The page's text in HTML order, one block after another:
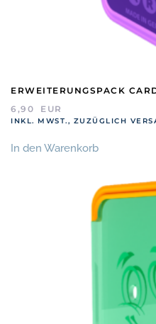
ERWEITERUNGSPACK
6,90
EUR
INKL. MWST., ZUZÜGLICH
In den Warenkorb